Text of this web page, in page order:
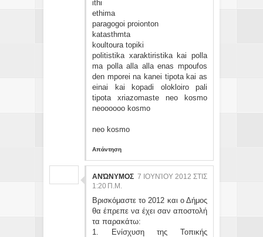
ithi
ethima
paragogoi proionton
katasthmta
koultoura topiki
politistika xaraktiristika kai polla
ma polla alla alla enas mpoufos
den mporei na kanei tipota kai as
einai kai kopadi olokloiro pali
tipota xriazomaste neo kosmo
neoooooo kosmo
neo kosmo
Απάντηση
ΑΝΏΝΥΜΟΣ 7 ΙΟΥΝΊΟΥ 2012 ΣΤΙΣ
1:20 Π.Μ.
Βρισκόμαστε το 2012 και ο Δήμος
θα έπρεπε να έχει σαν αποστολή
τα παρακάτω:
1. Ενίσχυση της Τοπικής